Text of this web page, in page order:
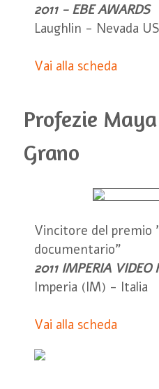
2011 - EBE
Laughlin - Nevada
Vai alla scheda
Profezie
Grano
Vincitore del premio
documentario"
2011 IMPERIA
Imperia (IM) - Italia
Vai alla scheda